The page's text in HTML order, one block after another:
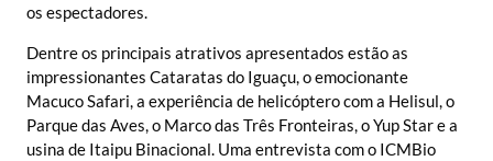
os espectadores.
Dentre os principais atrativos apresentados estão as
impressionantes Cataratas do Iguaçu, o emocionante
Macuco Safari, a experiência de helicóptero com a Helisul, o
Parque das Aves, o Marco das Três Fronteiras, o Yup Star e a
usina de Itaipu Binacional. Uma entrevista com o ICMBio